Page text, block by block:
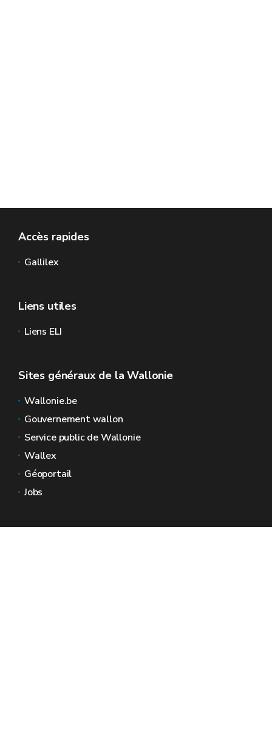
Accès rapides
Gallilex
Liens utiles
Liens ELI
Sites généraux de la Wallonie
Wallonie.be
Gouvernement wallon
Service public de Wallonie
Wallex
Géoportail
Jobs